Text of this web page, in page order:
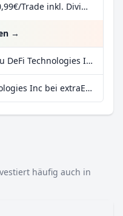
DeFi Technologies Inc für 0,99€/Trade inkl. Dividend Reinvestment Plan
→
Mehr Fundamentaldaten zu DeFi Technologies Inc bei Parqet
Mehr Daten zu DeFi Technologies Inc bei extraETF
häufig auch in